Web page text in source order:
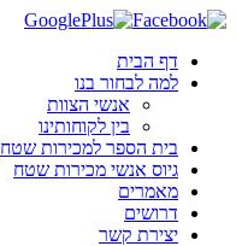
דף הבית
למה לבחור בנו
אנשי הצוות
בין לקוחותינו
בית הספר למכירות שטח
גיוס אנשי מכירות שטח
מאמרים
דרושים
יצירת קשר